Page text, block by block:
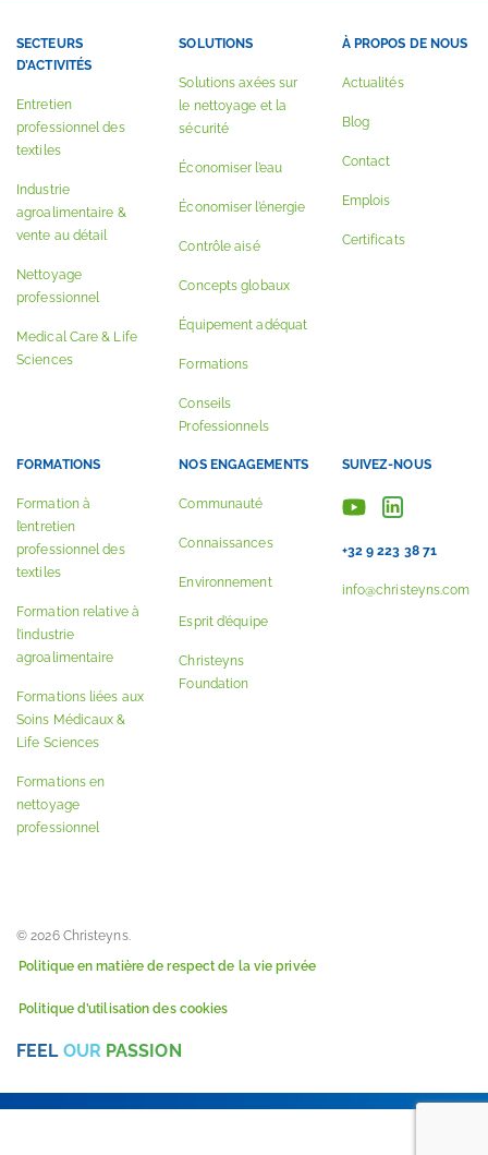
SECTEURS
D’ACTIVITÉS
Entretien
professionnel des
textiles
Industrie
agroalimentaire &
vente au détail
Nettoyage
professionnel
Medical Care & Life
Sciences
SOLUTIONS
Solutions axées sur
le nettoyage et la
sécurité
Économiser l’eau
Économiser l’énergie
Contrôle aisé
Concepts globaux
Équipement adéquat
Formations
Conseils
Professionnels
À PROPOS DE NOUS
Actualités
Blog
Contact
Emplois
Certificats
FORMATIONS
Formation à
l’entretien
professionnel des
textiles
Formation relative à
l’industrie
agroalimentaire
Formations liées aux
Soins Médicaux &
Life Sciences
Formations en
nettoyage
professionnel
NOS ENGAGEMENTS
Communauté
Connaissances
Environnement
Esprit d’équipe
Christeyns
Foundation
SUIVEZ-NOUS
+32 9 223 38 71
info@christeyns.com
© 2026 Christeyns.
Politique en matière de respect de la vie privée
Politique d’utilisation des cookies
FEEL OUR PASSION